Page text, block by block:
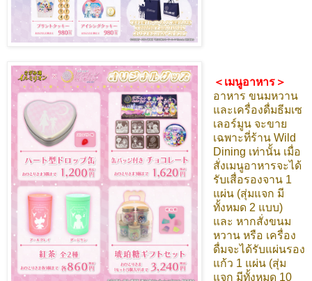
＜เมนูอาหาร＞
อาหาร ขนมหวาน
และเครื่องดื่มธีมเซ
เลอร์มูน จะขาย
เฉพาะที่ร้าน Wild
Dining เท่านั้น เมื่อ
สั่งเมนูอาหารจะได้
รับเสื่อรองจาน 1
แผ่น (สุ่มแจก มี
ทั้งหมด 2 แบบ)
และ หากสั่งขนม
หวาน หรือ เครื่อง
ดื่มจะได้รับแผ่นรอง
แก้ว 1 แผ่น (สุ่ม
แจก มีทั้งหมด 10